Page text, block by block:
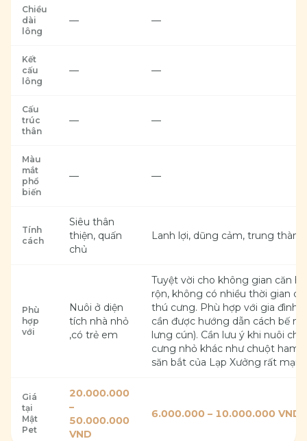
Chiều
dài
lông
— —
Kết
cấu
lông
— —
Cấu
trúc
thân
— —
Màu
mắt
phổ
biến
— —
Tính
cách
Siêu thân
thiện, quấn
chủ
Lanh lợi, dũng cảm, trung thành
Phù
hợp
với
Nuôi ở diện
tích nhà nhỏ
,có trẻ em
Tuyệt vời cho không gian căn
rộn, không có nhiều thời gian
thú cưng. Phù hợp với gia đình
cần được hướng dẫn cách bế
lưng cún). Cần lưu ý khi nuôi
cưng nhỏ khác như chuột
săn bắt của Lạp Xưởng rất
Giá
tại
Mật
Pet
20.000.000
–
50.000.000
VND
6.000.000 – 10.000.000 VND